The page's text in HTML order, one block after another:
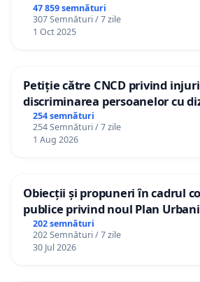
47 859 semnături
307 Semnături / 7 zile
1 Oct 2025
Petiție către CNCD privind
discriminarea persoanelor cu
către utilizatorul TikTok „Gorici”
254 semnături
254 Semnături / 7 zile
1 Aug 2026
Obiecții și propuneri în cadrul
publice privind noul Plan
(PUG) Ialoveni
202 semnături
202 Semnături / 7 zile
30 Jul 2026